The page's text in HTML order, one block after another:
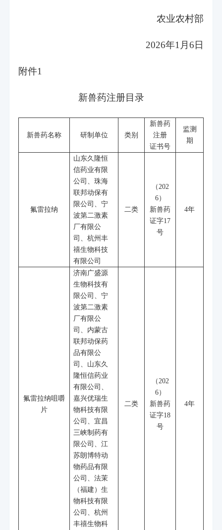
农业农村部
2026年1月6日
附件1
新兽药注册目录
新兽药名称 研制单位 类别
新兽药
注册
证书号
监测
期
氟雷拉纳
山东久隆恒
信药业有限
公司、珠海
联邦动保有
限公司、宁
波第二激素
厂有限公
司、杭州丰
禧生物科技
有限公司
二类
（202
6）
新兽药
证字17
号
4年
氟雷拉纳咀嚼
片
济南广盛源
生物科技有
限公司、宁
波第二激素
厂有限公
司、内蒙古
联邦动保药
品有限公
司、山东久
隆恒信药业
有限公司、
嘉兴优瑞生
物科技有限
公司、宜昌
三峡制药有
限公司、江
苏朗博特动
物药品有限
公司、法茉
（福建）生
物科技有限
公司、杭州
丰禧生物科
二类
（202
6）
新兽药
证字18
号
4年